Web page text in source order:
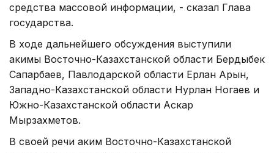
средства массовой информации, - сказал Глава
государства.
В ходе дальнейшего обсуждения выступили
акимы Восточно-Казахстанской области Бердыбек
Сапарбаев, Павлодарской области Ерлан Арын,
Западно-Казахстанской области Нурлан Ногаев и
Южно-Казахстанской области Аскар
Мырзахметов.
В своей речи аким Восточно-Казахстанской